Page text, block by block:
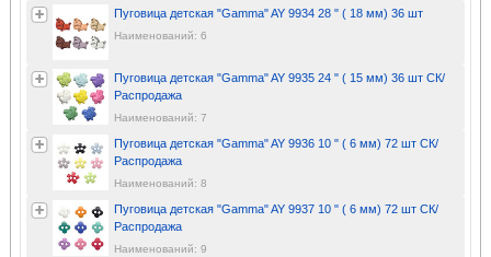
Пуговица детская "Gamma" AY 9934 28 " ( 18 мм) 36 шт
Наименований: 6
Пуговица детская "Gamma" AY 9935 24 " ( 15 мм) 36 шт СК/
Распродажа
Наименований: 7
Пуговица детская "Gamma" AY 9936 10 " ( 6 мм) 72 шт СК/
Распродажа
Наименований: 8
Пуговица детская "Gamma" AY 9937 10 " ( 6 мм) 72 шт СК/
Распродажа
Наименований: 9